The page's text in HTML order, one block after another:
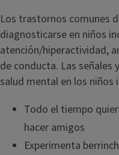
Los trastornos comunes
diagnosticarse en niños
atención/hiperactividad,
de conducta. Las
salud mental en los niños
Todo el tiempo
hacer amigos
Experimenta